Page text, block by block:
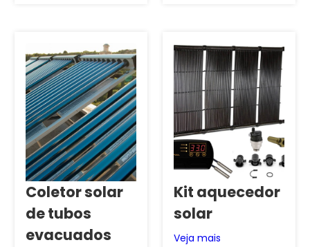
Coletor solar
de tubos
evacuados
Kit aquecedor
solar
Veja mais